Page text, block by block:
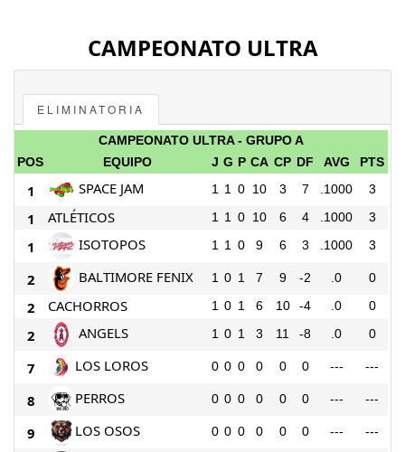
CAMPEONATO ULTRA
ELIMINATORIA
CAMPEONATO ULTRA - GRUPO A
POS
EQUIPO J G P CA CP DF AVG PTS
1 SPACE JAM 1 1 0 10 3 7 .1000 3
1 ATLÉTICOS 1 1 0 10 6 4 .1000 3
1 ISOTOPOS 1 1 0 9 6 3 .1000 3
2 BALTIMORE FENIX 1 0 1 7 9 -2 .0 0
2 CACHORROS 1 0 1 6 10 -4 .0 0
2 ANGELS 1 0 1 3 11 -8 .0 0
7 LOS LOROS 0 0 0 0 0 0 --- ---
8 PERROS 0 0 0 0 0 0 --- ---
9 LOS OSOS 0 0 0 0 0 0 --- ---